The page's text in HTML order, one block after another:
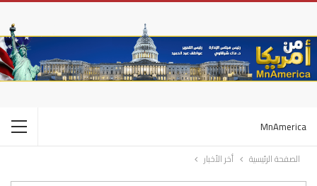
MnAmerica
الصفحة الرئيسية أخر الأخبار